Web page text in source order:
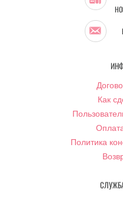
Как
Политика